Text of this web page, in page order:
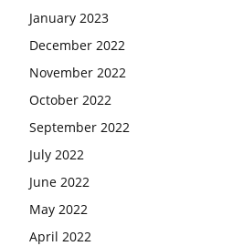
January 2023
December 2022
November 2022
October 2022
September 2022
July 2022
June 2022
May 2022
April 2022